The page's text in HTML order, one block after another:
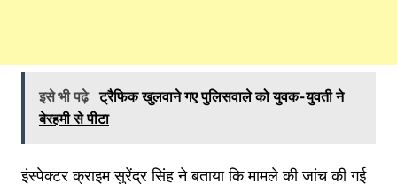
इसे भी पढ़े ट्रैफिक खुलवाने गए पुलिसवाले को युवक-युवती ने
बेरहमी से पीटा
इंस्पेक्टर क्राइम सुरेंद्र सिंह ने बताया कि मामले की जांच की गई